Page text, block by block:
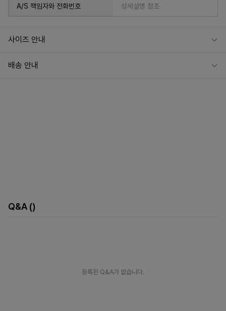
A/S 책임자와 전화번호 상세설명 참조
사이즈 안내
배송 안내
Q&A ()
등록된 Q&A가 없습니다.